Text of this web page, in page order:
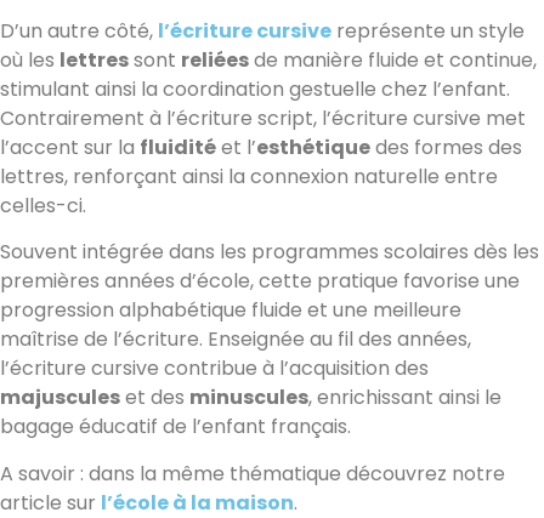
D’un autre côté, l’écriture cursive représente un style
où les lettressont reliéesde manière fluide et continue,
stimulant ainsi la coordination gestuelle chez l’enfant.
Contrairement à l’écriture script, l’écriture cursive met
l’accent sur la fluiditéet l’esthétiquedes formes des
lettres, renforçant ainsi la connexion naturelle entre
celles-ci.
Souvent intégrée dans les programmes scolaires dès les
premières années d’école, cette pratique favorise une
progression alphabétique fluide et une meilleure
maîtrise de l’écriture. Enseignée au fil des années,
l’écriture cursive contribue à l’acquisition des
majusculeset des minuscules, enrichissant ainsi le
bagage éducatif de l’enfant français.
A savoir : dans la même thématique découvrez notre
article sur l’école à la maison.